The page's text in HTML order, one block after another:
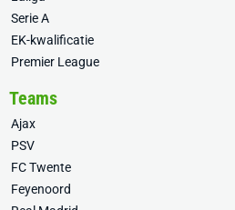
Serie A
EK-kwalificatie
Premier League
Teams
Ajax
PSV
FC Twente
Feyenoord